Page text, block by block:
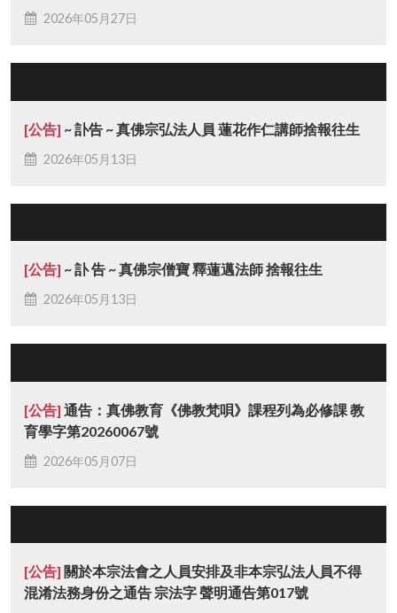
2026年05月27日
[公告] ~ 訃告 ~ 真佛宗弘法人員 蓮花作仁講師捨報往生
2026年05月13日
[公告] ~ 訃 告 ~ 真佛宗僧寶 釋蓮邁法師 捨報往生
2026年05月13日
[公告] 通告：真佛教育《佛教梵唄》課程列為必修課 教
育學字第20260067號
2026年05月07日
[公告] 關於本宗法會之人員安排及非本宗弘法人員不得
混淆法務身份之通告 宗法字 聲明通告第017號